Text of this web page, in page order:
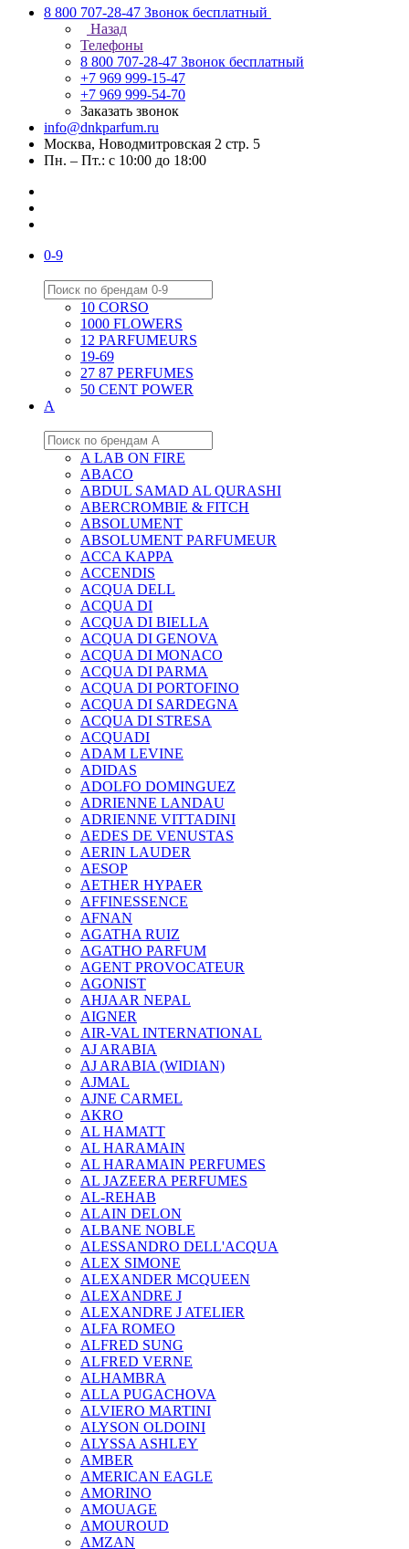
8 800 707-28-47 Звонок бесплатный
Назад
Телефоны
8 800 707-28-47 Звонок бесплатный
+7 969 999-15-47
+7 969 999-54-70
Заказать звонок
info@dnkparfum.ru
Москва, Новодмитровская 2 стр. 5
Пн. – Пт.: с 10:00 до 18:00
0-9
10 CORSO
1000 FLOWERS
12 PARFUMEURS
19-69
27 87 PERFUMES
50 CENT POWER
A
A LAB ON FIRE
ABACO
ABDUL SAMAD AL QURASHI
ABERCROMBIE & FITCH
ABSOLUMENT
ABSOLUMENT PARFUMEUR
ACCA KAPPA
ACCENDIS
ACQUA DELL
ACQUA DI
ACQUA DI BIELLA
ACQUA DI GENOVA
ACQUA DI MONACO
ACQUA DI PARMA
ACQUA DI PORTOFINO
ACQUA DI SARDEGNA
ACQUA DI STRESA
ACQUADI
ADAM LEVINE
ADIDAS
ADOLFO DOMINGUEZ
ADRIENNE LANDAU
ADRIENNE VITTADINI
AEDES DE VENUSTAS
AERIN LAUDER
AESOP
AETHER HYPAER
AFFINESSENCE
AFNAN
AGATHA RUIZ
AGATHO PARFUM
AGENT PROVOCATEUR
AGONIST
AHJAAR NEPAL
AIGNER
AIR-VAL INTERNATIONAL
AJ ARABIA
AJ ARABIA (WIDIAN)
AJMAL
AJNE CARMEL
AKRO
AL HAMATT
AL HARAMAIN
AL HARAMAIN PERFUMES
AL JAZEERA PERFUMES
AL-REHAB
ALAIN DELON
ALBANE NOBLE
ALESSANDRO DELL'ACQUA
ALEX SIMONE
ALEXANDER MCQUEEN
ALEXANDRE J
ALEXANDRE J ATELIER
ALFA ROMEO
ALFRED SUNG
ALFRED VERNE
ALHAMBRA
ALLA PUGACHOVA
ALVIERO MARTINI
ALYSON OLDOINI
ALYSSA ASHLEY
AMBER
AMERICAN EAGLE
AMORINO
AMOUAGE
AMOUROUD
AMZAN